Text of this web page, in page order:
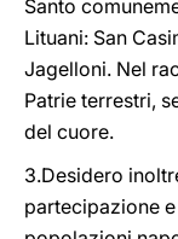
Santo
Lituani: San
Jagelloni. Nel
Patrie terrestri,
del cuore.
3.Desidero
partecipazione